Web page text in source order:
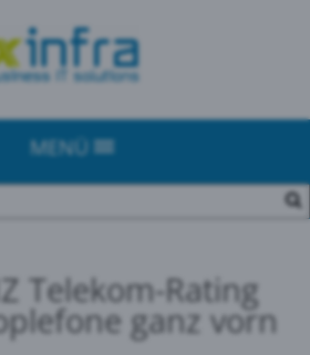
MENÜ
Telekom-Rating
ganz vorn